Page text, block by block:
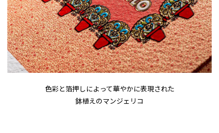
色彩と箔押しによって華やかに表現された
鉢植えのマンジェリコ